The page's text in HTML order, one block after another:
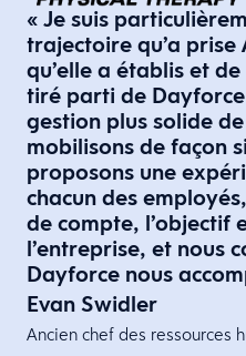
« Je suis
trajectoire qu’a
qu’elle a établis et
tiré parti de
gestion plus solide
mobilisons de façon
proposons une
chacun des
de compte, l’objectif
l’entreprise, et nous
Dayforce nous
Evan Swidler
Ancien chef des ressources